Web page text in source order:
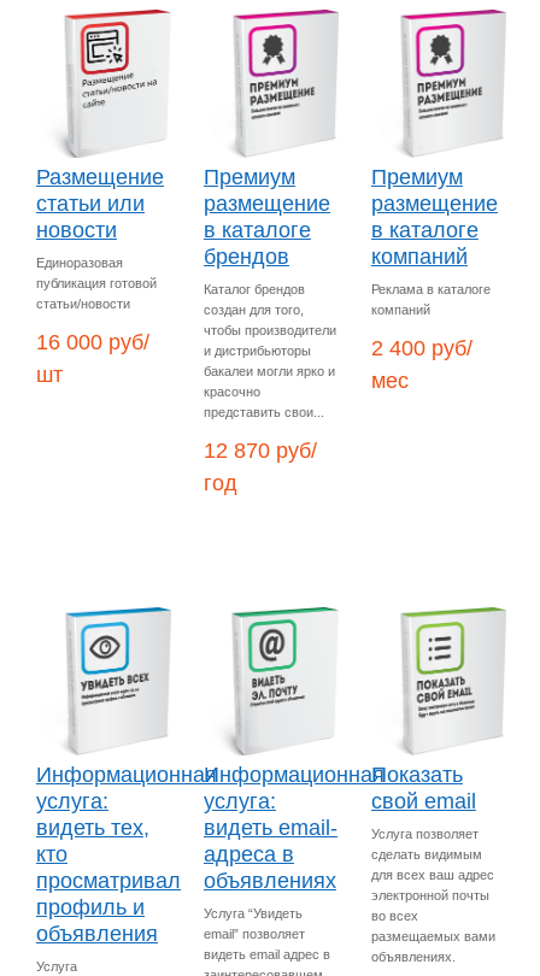
Размещение
статьи или
новости
Единоразовая
публикация готовой
статьи/новости
16 000 руб/
шт
Премиум
размещение
в каталоге
брендов
Каталог брендов
создан для того,
чтобы производители
и дистрибьюторы
бакалеи могли ярко и
красочно
представить свои...
12 870 руб/
год
Премиум
размещение
в каталоге
компаний
Реклама в каталоге
компаний
2 400 руб/
мес
Информационная
услуга:
видеть тех,
кто
просматривал
профиль и
объявления
Услуга
Информационная
услуга:
видеть email-
адреса в
объявлениях
Услуга “Увидеть
email” позволяет
видеть email адрес в
Показать
свой email
Услуга позволяет
сделать видимым
для всех ваш адрес
электронной почты
во всех
размещаемых вами
объявлениях.